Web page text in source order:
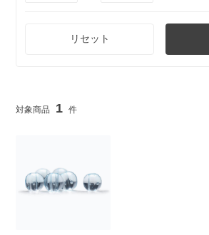
リセット
1